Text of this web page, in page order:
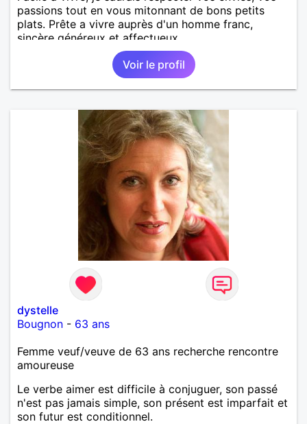
passions tout en vous mitonnant de bons petits
plats. Prête a vivre auprès d'un homme franc,
sincère généreux et affectueux...
Voir le profil
dystelle
Bougnon - 63 ans
Femme veuf/veuve de 63 ans recherche rencontre
amoureuse
Le verbe aimer est difficile à conjuguer, son passé
n'est pas jamais simple, son présent est imparfait et
son futur est conditionnel.